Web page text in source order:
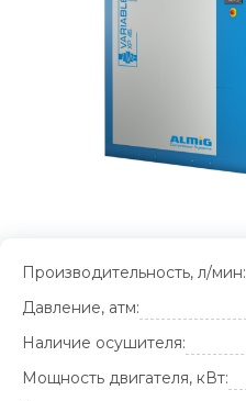
Производительность, л/мин:
Давление, атм:
Наличие осушителя:
Мощность двигателя, кВт: